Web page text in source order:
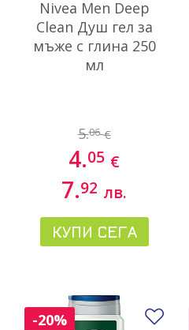
Nivea Men Deep
Clean Душ гел за
мъже с глина 250
мл
5.06 €
4.05 €
7.92 лв.
КУПИ СЕГА
-20%